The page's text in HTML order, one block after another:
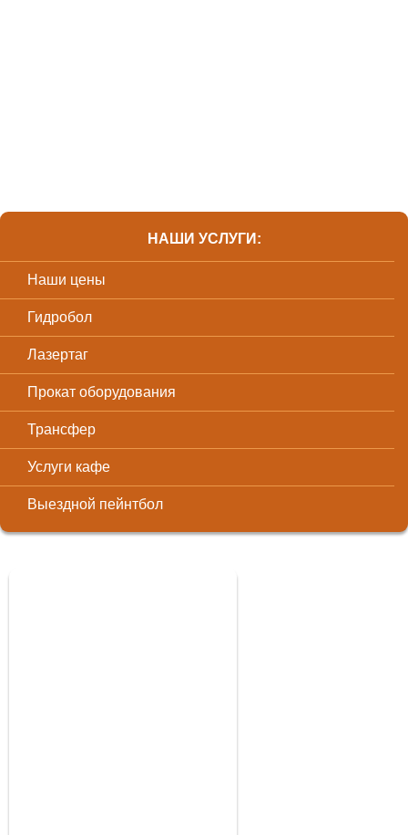
НАШИ УСЛУГИ:
Наши цены
Гидробол
Лазертаг
Прокат оборудования
Трансфер
Услуги кафе
Выездной пейнтбол